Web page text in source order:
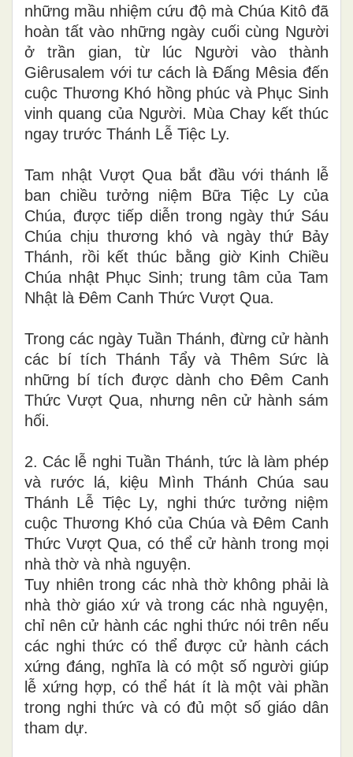
những mầu nhiệm cứu độ mà Chúa Kitô đã
hoàn tất vào những ngày cuối cùng Người
ở trần gian, từ lúc Người vào thành
Giêrusalem với tư cách là Đấng Mêsia đến
cuộc Thương Khó hồng phúc và Phục Sinh
vinh quang của Người. Mùa Chay kết thúc
ngay trước Thánh Lễ Tiệc Ly.
Tam nhật Vượt Qua bắt đầu với thánh lễ
ban chiều tưởng niệm Bữa Tiệc Ly của
Chúa, được tiếp diễn trong ngày thứ Sáu
Chúa chịu thương khó và ngày thứ Bảy
Thánh, rồi kết thúc bằng giờ Kinh Chiều
Chúa nhật Phục Sinh; trung tâm của Tam
Nhật là Đêm Canh Thức Vượt Qua.
Trong các ngày Tuần Thánh, đừng cử hành
các bí tích Thánh Tẩy và Thêm Sức là
những bí tích được dành cho Đêm Canh
Thức Vượt Qua, nhưng nên cử hành sám
hối.
2. Các lễ nghi Tuần Thánh, tức là làm phép
và rước lá, kiệu Mình Thánh Chúa sau
Thánh Lễ Tiệc Ly, nghi thức tưởng niệm
cuộc Thương Khó của Chúa và Đêm Canh
Thức Vượt Qua, có thể cử hành trong mọi
nhà thờ và nhà nguyện.
Tuy nhiên trong các nhà thờ không phải là
nhà thờ giáo xứ và trong các nhà nguyện,
chỉ nên cử hành các nghi thức nói trên nếu
các nghi thức có thể được cử hành cách
xứng đáng, nghĩa là có một số người giúp
lễ xứng hợp, có thể hát ít là một vài phần
trong nghi thức và có đủ một số giáo dân
tham dự.